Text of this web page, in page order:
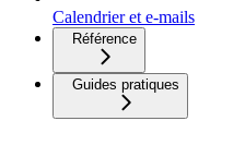
Calendrier et e-mails
Référence
Guides pratiques